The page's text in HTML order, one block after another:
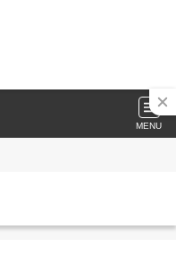
MENU